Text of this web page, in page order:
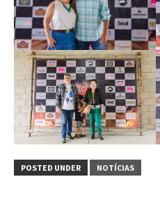
POSTED UNDER NOTÍCIAS